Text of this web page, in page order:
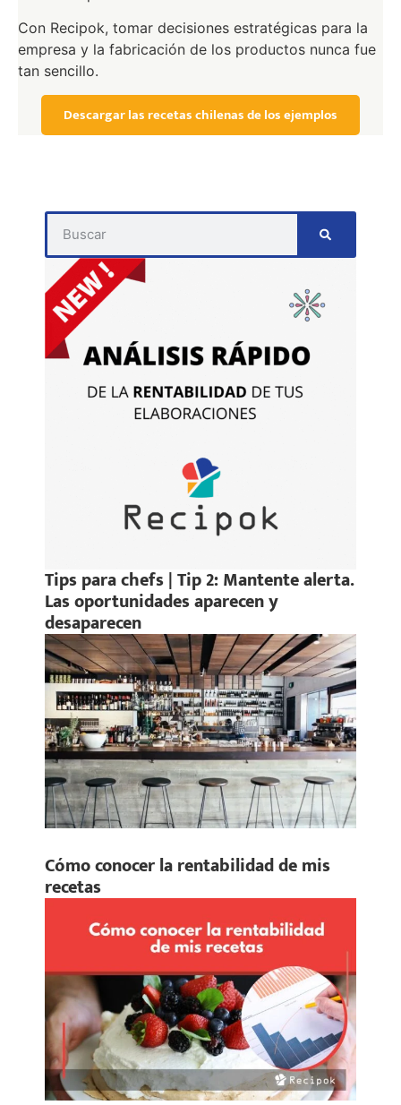
Con Recipok, tomar decisiones estratégicas para la
empresa y la fabricación de los productos nunca fue
tan sencillo.
Descargar las recetas chilenas de los ejemplos
Tips para chefs | Tip 2: Mantente alerta.
Las oportunidades aparecen y
desaparecen
Cómo conocer la rentabilidad de mis
recetas